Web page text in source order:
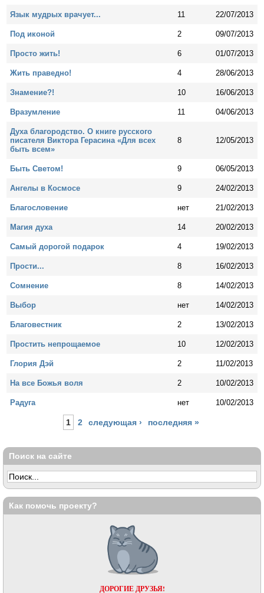
Язык мудрых врачует... 11 22/07/2013
Под иконой 2 09/07/2013
Просто жить! 6 01/07/2013
Жить праведно! 4 28/06/2013
Знамение?! 10 16/06/2013
Вразумление 11 04/06/2013
Духа благородство. О книге русского
писателя Виктора Герасина «Для всех
быть всем»
8 12/05/2013
Быть Светом! 9 06/05/2013
Ангелы в Космосе 9 24/02/2013
Благословение нет 21/02/2013
Магия духа 14 20/02/2013
Самый дорогой подарок 4 19/02/2013
Прости... 8 16/02/2013
Сомнение 8 14/02/2013
Выбор нет 14/02/2013
Благовестник 2 13/02/2013
Простить непрощаемое 10 12/02/2013
Глория Дэй 2 11/02/2013
На все Божья воля 2 10/02/2013
Радуга нет 10/02/2013
Страницы1 2 следующая › последняя »
Поиск на сайте
Как помочь проекту?
ДОРОГИЕ ДРУЗЬЯ!